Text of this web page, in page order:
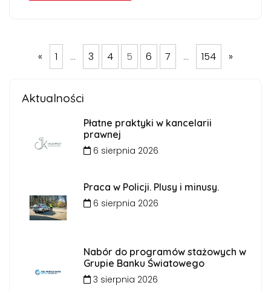
« 1 … 3 4 5 6 7 … 154 »
Aktualności
Płatne praktyki w kancelarii
prawnej
6 sierpnia 2026
Praca w Policji. Plusy i minusy.
6 sierpnia 2026
Nabór do programów stażowych w
Grupie Banku Światowego
3 sierpnia 2026